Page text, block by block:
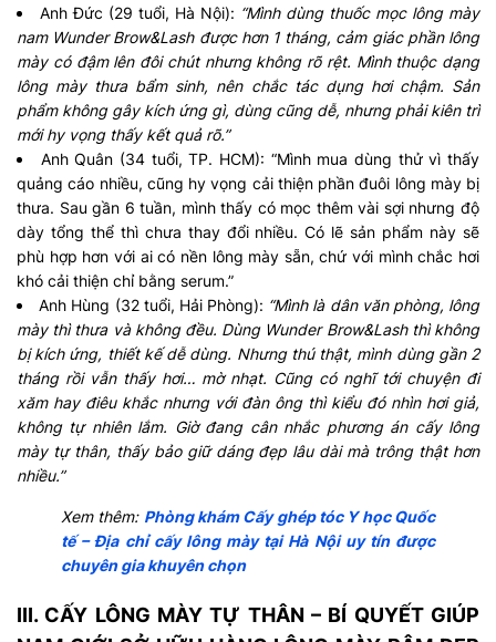
Anh Đức (29 tuổi, Hà Nội): “Mình dùng thuốc mọc lông mày
nam Wunder Brow&Lash được hơn 1 tháng, cảm giác phần lông
mày có đậm lên đôi chút nhưng không rõ rệt. Mình thuộc dạng
lông mày thưa bẩm sinh, nên chắc tác dụng hơi chậm. Sản
phẩm không gây kích ứng gì, dùng cũng dễ, nhưng phải kiên trì
mới hy vọng thấy kết quả rõ.”
Anh Quân (34 tuổi, TP. HCM): “Mình mua dùng thử vì thấy
quảng cáo nhiều, cũng hy vọng cải thiện phần đuôi lông mày bị
thưa. Sau gần 6 tuần, mình thấy có mọc thêm vài sợi nhưng độ
dày tổng thể thì chưa thay đổi nhiều. Có lẽ sản phẩm này sẽ
phù hợp hơn với ai có nền lông mày sẵn, chứ với mình chắc hơi
khó cải thiện chỉ bằng serum.”
Anh Hùng (32 tuổi, Hải Phòng): “Mình là dân văn phòng, lông
mày thì thưa và không đều. Dùng Wunder Brow&Lash thì không
bị kích ứng, thiết kế dễ dùng. Nhưng thú thật, mình dùng gần 2
tháng rồi vẫn thấy hơi… mờ nhạt. Cũng có nghĩ tới chuyện đi
xăm hay điêu khắc nhưng với đàn ông thì kiểu đó nhìn hơi giả,
không tự nhiên lắm. Giờ đang cân nhắc phương án cấy lông
mày tự thân, thấy bảo giữ dáng đẹp lâu dài mà trông thật hơn
nhiều.”
Xem thêm: Phòng khám Cấy ghép tóc Y học Quốc
tế – Địa chỉ cấy lông mày tại Hà Nội uy tín được
chuyên gia khuyên chọn
III. CẤY LÔNG MÀY TỰ THÂN – BÍ QUYẾT GIÚP